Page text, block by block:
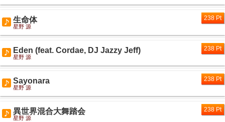
生命体
星野 源
238 Pt
Eden (feat. Cordae, DJ Jazzy Jeff)
星野 源
238 Pt
Sayonara
星野 源
238 Pt
異世界混合大舞踏会
星野 源
238 Pt